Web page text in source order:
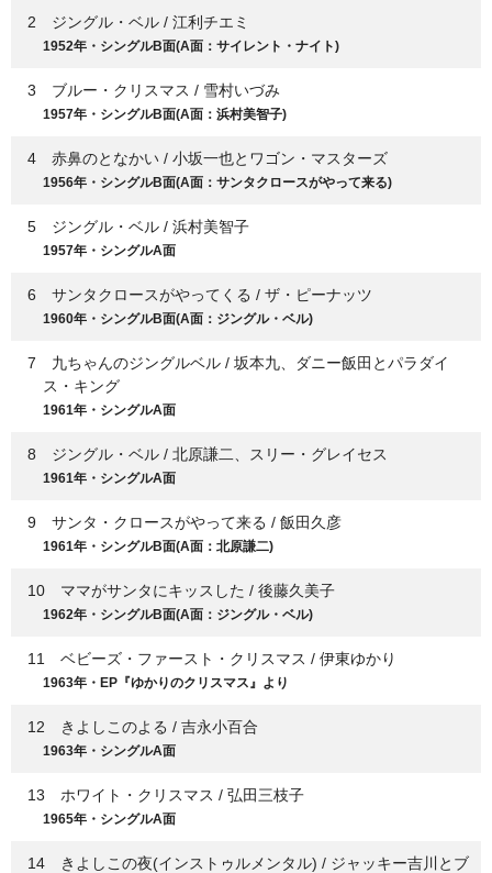
2 ジングル・ベル / 江利チエミ
1952年・シングルB面(A面：サイレント・ナイト)
3 ブルー・クリスマス / 雪村いづみ
1957年・シングルB面(A面：浜村美智子)
4 赤鼻のとなかい / 小坂一也とワゴン・マスターズ
1956年・シングルB面(A面：サンタクロースがやって来る)
5 ジングル・ベル / 浜村美智子
1957年・シングルA面
6 サンタクロースがやってくる / ザ・ピーナッツ
1960年・シングルB面(A面：ジングル・ベル)
7 九ちゃんのジングルベル / 坂本九、ダニー飯田とパラダイ
ス・キング
1961年・シングルA面
8 ジングル・ベル / 北原謙二、スリー・グレイセス
1961年・シングルA面
9 サンタ・クロースがやって来る / 飯田久彦
1961年・シングルB面(A面：北原謙二)
10 ママがサンタにキッスした / 後藤久美子
1962年・シングルB面(A面：ジングル・ベル)
11 ベビーズ・ファースト・クリスマス / 伊東ゆかり
1963年・EP『ゆかりのクリスマス』より
12 きよしこのよる / 吉永小百合
1963年・シングルA面
13 ホワイト・クリスマス / 弘田三枝子
1965年・シングルA面
14 きよしこの夜(インストゥルメンタル) / ジャッキー吉川とブ